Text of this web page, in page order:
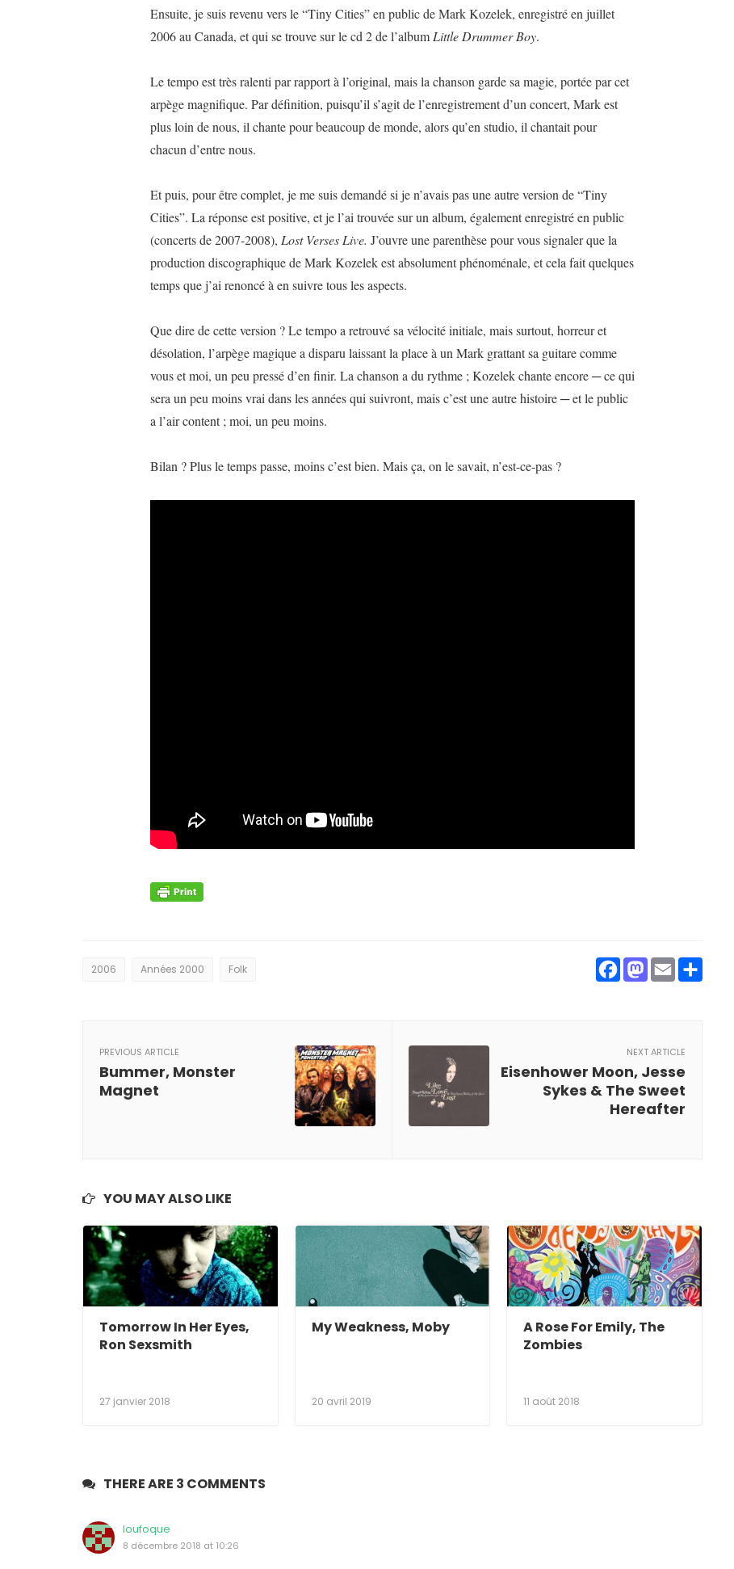
Ensuite, je suis revenu vers le “Tiny Cities” en public de Mark Kozelek, enregistré en juillet
2006 au Canada, et qui se trouve sur le cd 2 de l’album Little Drummer Boy.
Le tempo est très ralenti par rapport à l’original, mais la chanson garde sa magie, portée par cet
arpège magnifique. Par définition, puisqu’il s’agit de l’enregistrement d’un concert, Mark est
plus loin de nous, il chante pour beaucoup de monde, alors qu’en studio, il chantait pour
chacun d’entre nous.
Et puis, pour être complet, je me suis demandé si je n’avais pas une autre version de “Tiny
Cities”. La réponse est positive, et je l’ai trouvée sur un album, également enregistré en public
(concerts de 2007-2008), Lost Verses Live. J’ouvre une parenthèse pour vous signaler que la
production discographique de Mark Kozelek est absolument phénoménale, et cela fait quelques
temps que j’ai renoncé à en suivre tous les aspects.
Que dire de cette version ? Le tempo a retrouvé sa vélocité initiale, mais surtout, horreur et
désolation, l’arpège magique a disparu laissant la place à un Mark grattant sa guitare comme
vous et moi, un peu pressé d’en finir. La chanson a du rythme ; Kozelek chante encore ─ ce qui
sera un peu moins vrai dans les années qui suivront, mais c’est une autre histoire ─ et le public
a l’air content ; moi, un peu moins.
Bilan ? Plus le temps passe, moins c’est bien. Mais ça, on le savait, n’est-ce-pas ?
2006 Années 2000 Folk Facebook
Mastodon
Email
PREVIOUS ARTICLE
Bummer, Monster
Magnet
NEXT ARTICLE
Eisenhower Moon, Jesse
Sykes & The Sweet
Hereafter
YOU MAY ALSO LIKE
Tomorrow In Her Eyes,
Ron Sexsmith
27 janvier 2018
My Weakness, Moby
20 avril 2019
A Rose For Emily, The
Zombies
11 août 2018
THERE ARE 3 COMMENTS
loufoque
8 décembre 2018 at 10:26